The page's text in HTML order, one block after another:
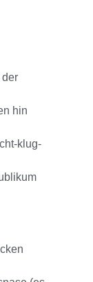
der
hin
klug-